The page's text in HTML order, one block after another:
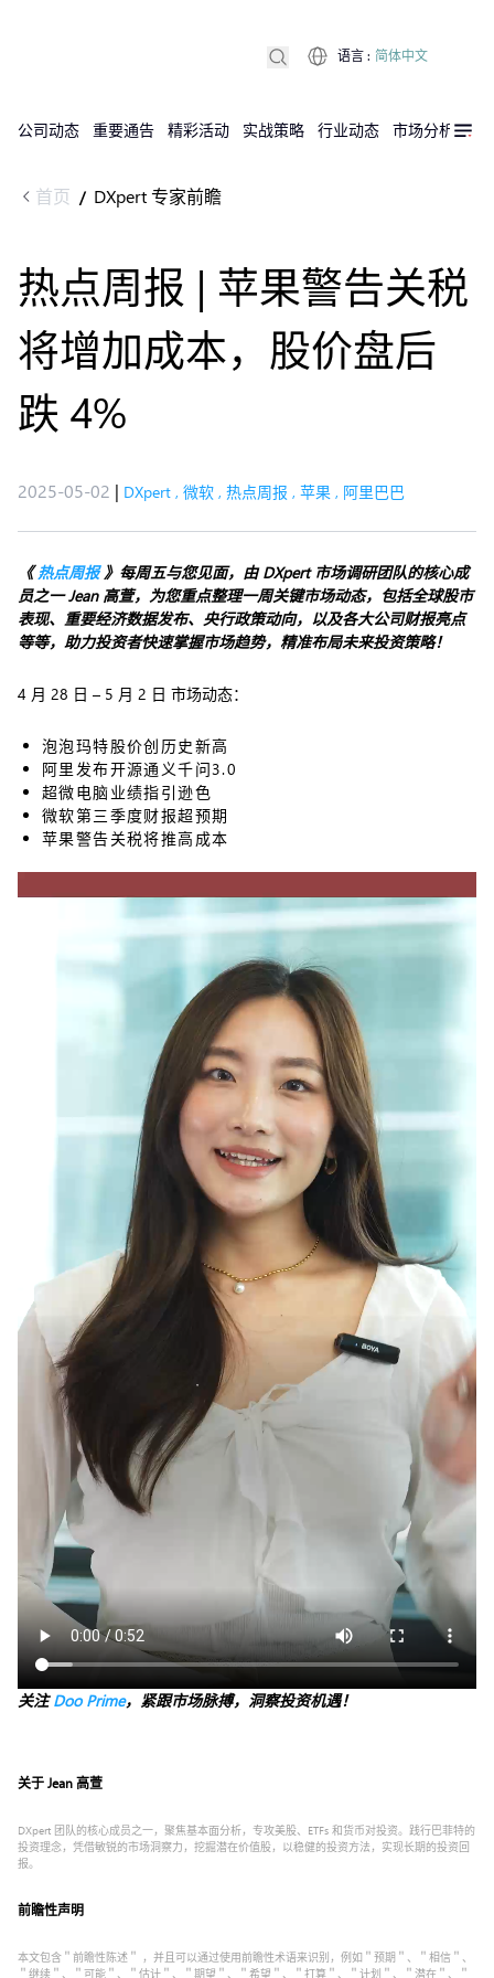
公司动态 重要通告 精彩活动 实战策略 行业动态 市场分析
语言 : 简体中文
首页 / DXpert 专家前瞻
热点周报 | 苹果警告关税
将增加成本，股价盘后
跌 4%
2025-05-02 | DXpert , 微软 , 热点周报 , 苹果 , 阿里巴巴
《热点周报》每周五与您见面，由 DXpert 市场调研团队的核心成
员之一 Jean 高萱，为您重点整理一周关键市场动态，包括全球股市
表现、重要经济数据发布、央行政策动向，以及各大公司财报亮点
等等，助力投资者快速掌握市场趋势，精准布局未来投资策略！
4 月 28 日 – 5 月 2 日 市场动态：
泡泡玛特股价创历史新高
阿里发布开源通义千问3.0
超微电脑业绩指引逊色
微软第三季度财报超预期
苹果警告关税将推高成本
关注Doo Prime，紧跟市场脉搏，洞察投资机遇！
关于 Jean 高萱
DXpert 团队的核心成员之一，聚焦基本面分析，专攻美股、ETFs 和货币对投资。践行巴菲特的
投资理念，凭借敏锐的市场洞察力，挖掘潜在价值股，以稳健的投资方法，实现长期的投资回
报。
前瞻性声明
本文包含＂前瞻性陈述＂ ，并且可以通过使用前瞻性术语来识别，例如＂预期＂、＂相信＂、
＂继续＂、＂可能＂、＂估计＂、＂期望＂、＂希望＂、＂打算＂、＂计划＂、＂潜在＂、＂